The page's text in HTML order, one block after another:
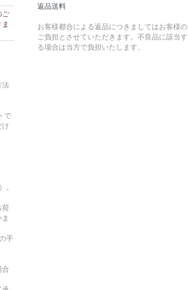
ご
法
で
。
荷
手
返品送料
お客様都合による返品につきましてはお客様の
ご負担とさせていただきます。不良品に該当す
る場合は当方で負担いたします。